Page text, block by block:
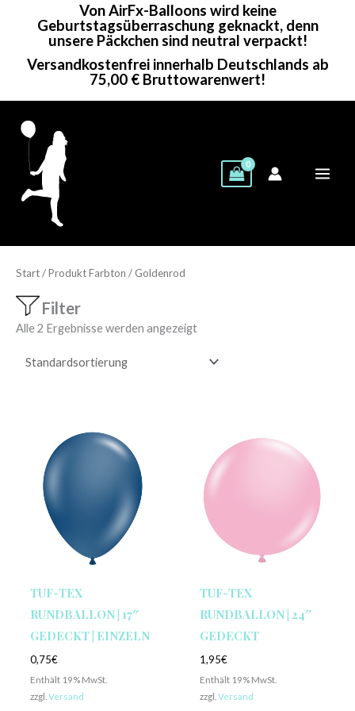
Von AirFx-Balloons wird keine
Geburtstagsüberraschung geknackt, denn
unsere Päckchen sind neutral verpackt!
Versandkostenfrei innerhalb Deutschlands ab
75,00 € Bruttowarenwert!
Start/ Produkt Farbton / Goldenrod
Filter
Alle 2 Ergebnisse werden angezeigt
TUF-TEX
RUNDBALLON | 17″
GEDECKT | EINZELN
0,75€
Enthält 19% MwSt.
zzgl. Versand
TUF-TEX
RUNDBALLON | 24″
GEDECKT
1,95€
Enthält 19% MwSt.
zzgl. Versand